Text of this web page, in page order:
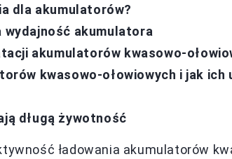
dla akumulatorów?
wydajność akumulatora
akumulatorów kwasowo-
kwasowo-ołowiowych i jak ich
długą żywotność
ładowania akumulatorów